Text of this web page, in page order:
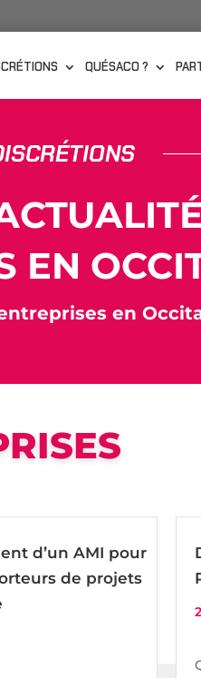
QUÉSACO ?
EN
en
d’un AMI pour
de projets